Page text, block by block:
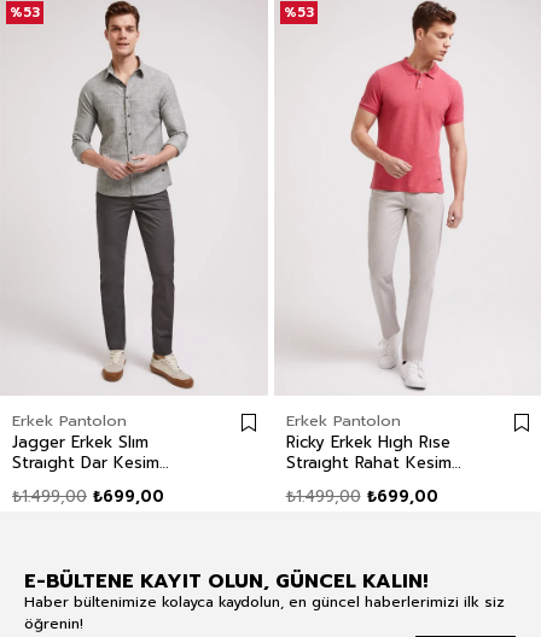
Erkek Pantolon
Jagger Erkek Slım
Straıght Dar Kesim
Pantolon Düz Paça Yeşil
₺699,00
₺1.499,00
%53
Erkek Pantolon
Ricky Erkek Hıgh Rıse
Straıght Rahat Kesim
Pantolon Düz Paça
₺699,00
₺1.499,00
%53
E-BÜLTENE KAYIT OLUN, GÜNCEL KALIN!
Haber bültenimize kolayca kaydolun, en güncel haberlerimizi ilk siz
öğrenin!